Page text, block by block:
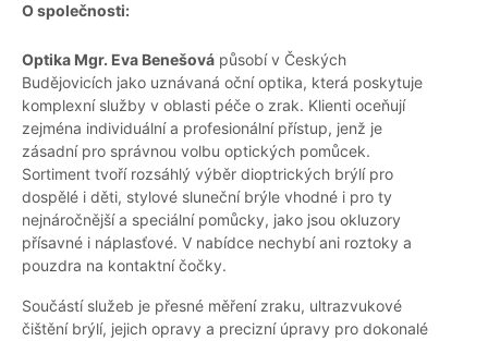
O společnosti:
Optika Mgr. Eva Benešová působí v Českých
Budějovicích jako uznávaná oční optika, která poskytuje
komplexní služby v oblasti péče o zrak. Klienti oceňují
zejména individuální a profesionální přístup, jenž je
zásadní pro správnou volbu optických pomůcek.
Sortiment tvoří rozsáhlý výběr dioptrických brýlí pro
dospělé i děti, stylové sluneční brýle vhodné i pro ty
nejnáročnější a speciální pomůcky, jako jsou okluzory
přísavné i náplasťové. V nabídce nechybí ani roztoky a
pouzdra na kontaktní čočky.
Součástí služeb je přesné měření zraku, ultrazvukové
čištění brýlí, jejich opravy a precizní úpravy pro dokonalé